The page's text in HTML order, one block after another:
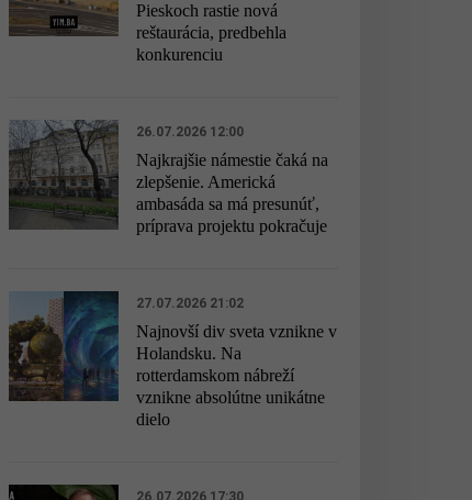
Pieskoch rastie nová
reštaurácia, predbehla
konkurenciu
26.07.2026 12:00
Najkrajšie námestie čaká na
zlepšenie. Americká
ambasáda sa má presunúť,
príprava projektu pokračuje
27.07.2026 21:02
Najnovší div sveta vznikne v
Holandsku. Na
rotterdamskom nábreží
vznikne absolútne unikátne
dielo
26.07.2026 17:30